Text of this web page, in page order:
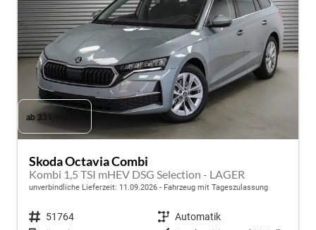
ab 331,– € mtl.
Skoda Octavia Combi
Kombi 1,5 TSI mHEV DSG Selection - LAGER
unverbindliche Lieferzeit: 11.09.2026 Fahrzeug mit Tageszulassung
Fahrzeugnr. 51764 Getriebe Automatik